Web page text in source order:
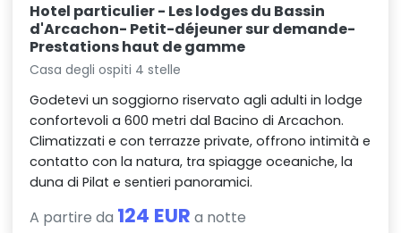
Hotel particulier - Les lodges du Bassin
d'Arcachon- Petit-déjeuner sur demande-
Prestations haut de gamme
Casa degli ospiti 4 stelle
Godetevi un soggiorno riservato agli adulti in lodge
confortevoli a 600 metri dal Bacino di Arcachon.
Climatizzati e con terrazze private, offrono intimità e
contatto con la natura, tra spiagge oceaniche, la
duna di Pilat e sentieri panoramici.
A partire da 124 EUR a notte